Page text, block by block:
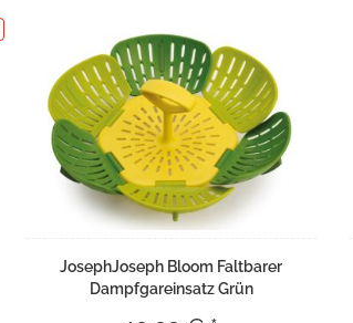
JosephJoseph Bloom Faltbarer
Dampfgareinsatz Grün